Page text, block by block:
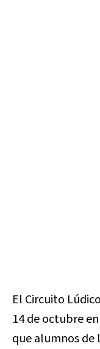
El Circuito
14 de octubre
que alumnos de